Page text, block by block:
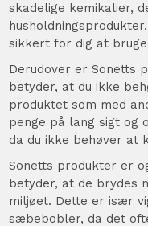
skadelige kemikalier,
sikkert for dig at
Derudover er Sonetts
betyder, at du ikke
produktet som med
penge på lang sigt og
da du ikke behøver at
Sonetts produkter er
betyder, at de brydes
miljøet. Dette er især
sæbebobler, da det